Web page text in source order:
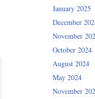
January 2025
December
November
October 2024
August 2024
May 2024
November